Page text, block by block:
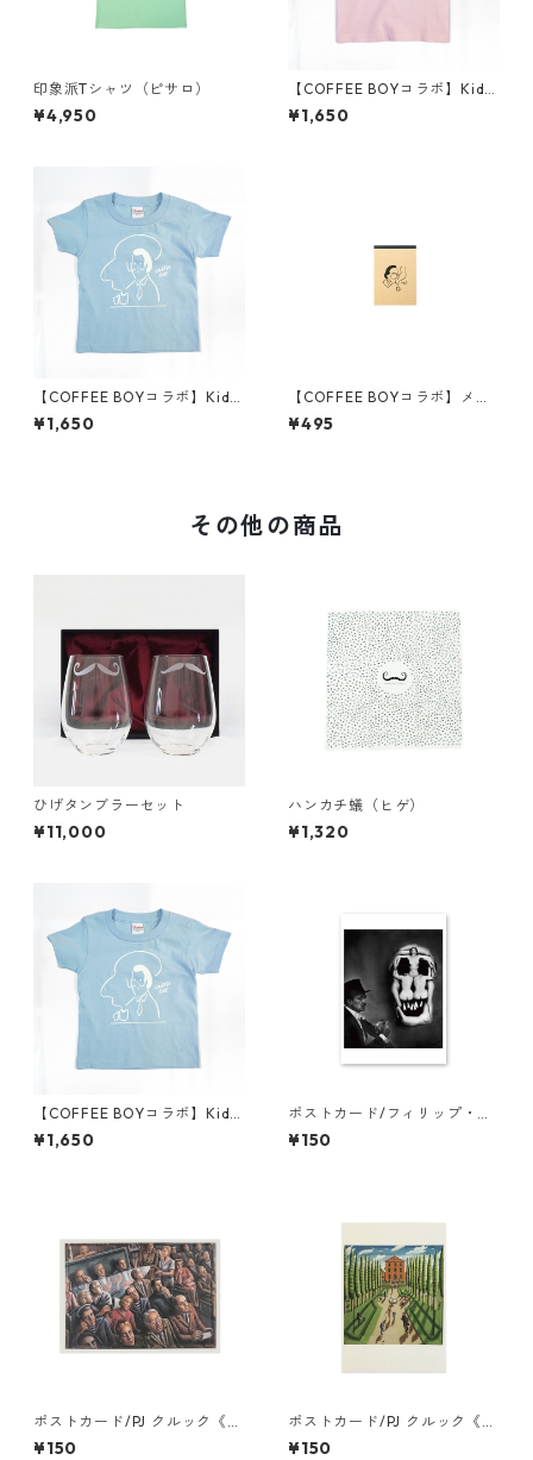
印象派Tシャツ（ピサロ）
¥4,950
【COFFEE BOYコラボ】Kids
Tシャツ（ピンク）
¥1,650
【COFFEE BOYコラボ】Kids
Tシャツ（ライトブルー）
¥1,650
【COFFEE BOYコラボ】メモ
帳（A柄）
¥495
その他の商品
ひげタンブラーセット
¥11,000
ハンカチ蟻（ヒゲ）
¥1,320
【COFFEE BOYコラボ】Kids
Tシャツ（ライトブルー）
¥1,650
ポストカード/フィリップ・ハ
ルスマン《官能的な死》
¥150
ポストカード/PJ クルック《映
画館》
¥150
ポストカード/PJ クルック《常
緑樹》
¥150